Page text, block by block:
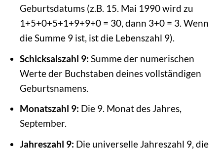
Geburtsdatums (z.B. 15. Mai 1990 wird zu
1+5+0+5+1+9+9+0 = 30, dann 3+0 = 3. Wenn
die Summe 9 ist, ist die Lebenszahl 9).
Schicksalszahl 9: Summe der numerischen
Werte der Buchstaben deines vollständigen
Geburtsnamens.
Monatszahl 9: Die 9. Monat des Jahres,
September.
Jahreszahl 9: Die universelle Jahreszahl 9, die